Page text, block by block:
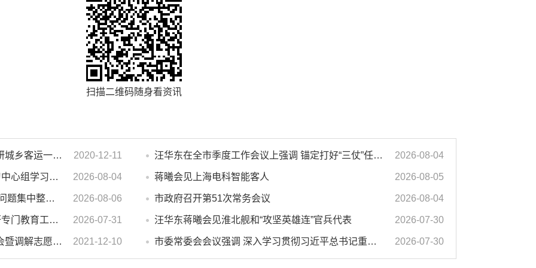
扫描二维码随身看资讯
濉溪县人大常委会副主任李秀侠一行调研城乡客运一体化和治超工作 2020-12-11 汪华东在全市季度工作会议上强调 锚定打好“三仗”任务和年度预期目标不动摇 在全市上下掀起比学赶超争先进位的攻坚热潮 2026-08-04
市政府2026年第14次党组会 暨理论学习中心组学习会议召开 蒋曦主持会议并讲话 2026-08-04 蒋曦会见上海电科智能客人 2026-08-05
汪华东在督导群众身边不正之风 和腐败问题集中整治工作时强调 以更高标准更实举措纵深推进集中整治 不断增强人民群众获得感幸福感安全感 2026-08-06 市政府召开第51次常务会议 2026-08-04
汪华东开展夏季“送清凉”慰问活动并调研专门教育工作 落实落细防暑降温措施 用心用情关爱一线职工 2026-07-31 汪华东蒋曦会见淮北舰和“攻坚英雄连”官兵代表 2026-07-30
濉溪县举行婚姻家庭纠纷人民调解委员会暨调解志愿者服务团成立仪式 2021-12-10 市委常委会会议强调 深入学习贯彻习近平总书记重要讲话指示精神 高质量推进城市更新 不断提升本质安全水平 汪华东主持会议 2026-07-30